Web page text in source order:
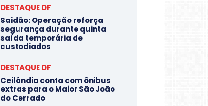
DESTAQUE DF
Saidão: Operação reforça
segurança durante quinta
saída temporária de
custodiados
DESTAQUE DF
Ceilândia conta com ônibus
extras para o Maior São João
do Cerrado